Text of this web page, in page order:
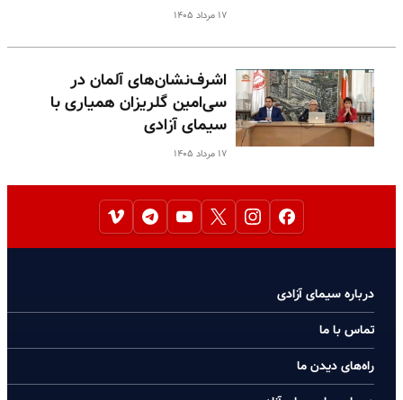
۱۷ مرداد ۱۴۰۵
اشرف‌نشان‌های آلمان در
سی‌امین گلریزان همیاری با
سیمای آزادی
۱۷ مرداد ۱۴۰۵
درباره سیمای آزادی
تماس با ما
راه‌های دیدن ما